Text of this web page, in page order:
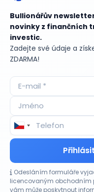
Bullionářův
novinky z finančních
investic.
Zadejte své údaje a
ZDARMA!
Odesláním formuláře
licencovaným obchodním
vám může poskytnout
Aktuální
CO HÝBE TRHEM